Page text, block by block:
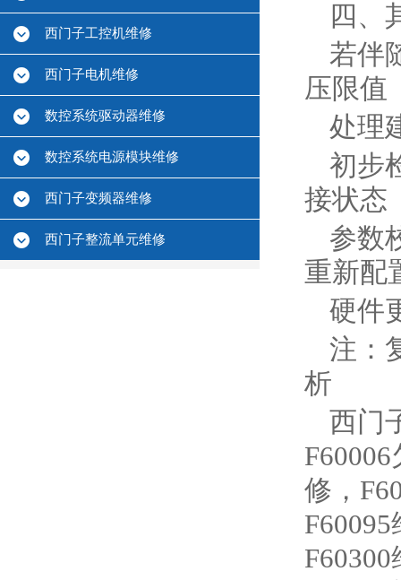
西门子工控机维修
西门子电机维修
数控系统驱动器维修
数控系统电源模块维修
西门子变频器维修
西门子整流单元维修
四、
若伴
压限值
处理
初步
接状态‌
参数
重新配
硬件
注：
析‌
西门
修，